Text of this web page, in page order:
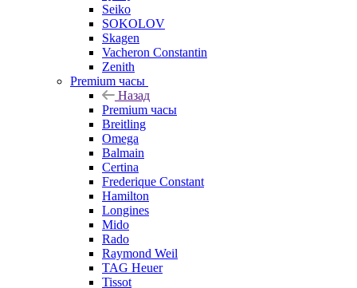
Seiko
SOKOLOV
Skagen
Vacheron Constantin
Zenith
Premium часы
Назад
Premium часы
Breitling
Omega
Balmain
Certina
Frederique Constant
Hamilton
Longines
Mido
Rado
Raymond Weil
TAG Heuer
Tissot